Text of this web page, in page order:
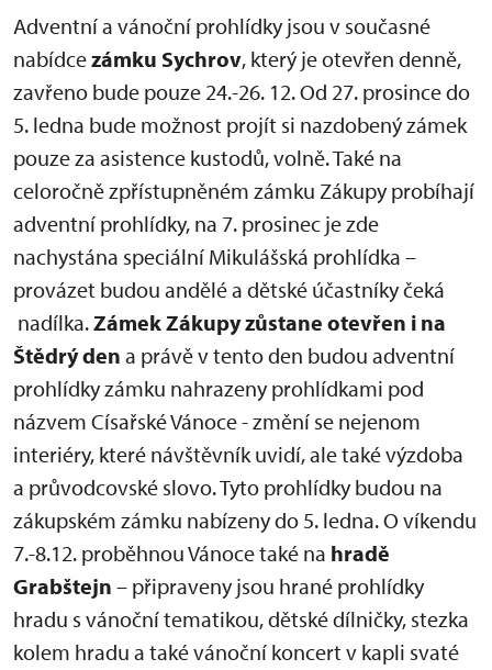
Adventní a vánoční prohlídky jsou v současné
nabídcezámku Sychrov, který je otevřen denně,
zavřeno bude pouze 24.-26. 12. Od 27. prosince do
5. ledna bude možnost projít si nazdobený zámek
pouze za asistence kustodů, volně. Také na
celoročně zpřístupněném zámku Zákupy probíhají
adventní prohlídky, na 7. prosinec je zde
nachystána speciální Mikulášská prohlídka –
provázet budou andělé a dětské účastníky čeká
nadílka.Zámek Zákupy zůstane otevřen i na
Štědrý den a právě v tento den budou adventní
prohlídky zámku nahrazeny prohlídkami pod
názvem Císařské Vánoce - změní se nejenom
interiéry, které návštěvník uvidí, ale také výzdoba
a průvodcovské slovo. Tyto prohlídky budou na
zákupském zámku nabízeny do 5. ledna. O víkendu
7.-8.12. proběhnou Vánoce také na hradě
Grabštejn – připraveny jsou hrané prohlídky
hradu s vánoční tematikou, dětské dílničky, stezka
kolem hradu a také vánoční koncert v kapli svaté